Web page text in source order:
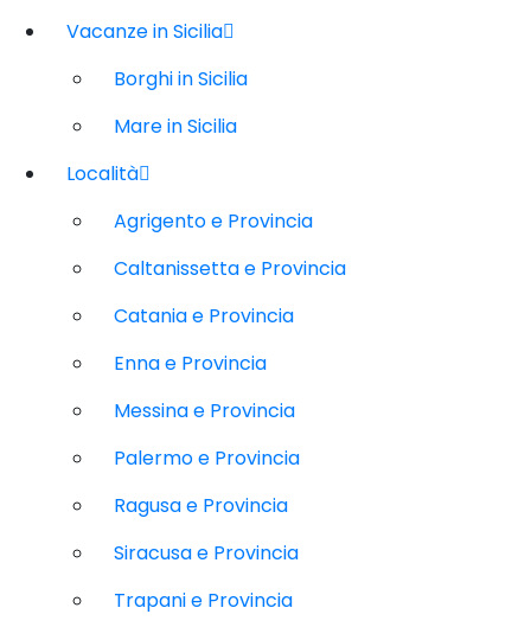
Vacanze in Sicilia
Borghi in Sicilia
Mare in Sicilia
Località
Agrigento e Provincia
Caltanissetta e Provincia
Catania e Provincia
Enna e Provincia
Messina e Provincia
Palermo e Provincia
Ragusa e Provincia
Siracusa e Provincia
Trapani e Provincia